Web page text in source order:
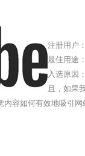
注册用户
最佳用途
入选原因
且，如果
容如何有效地吸引